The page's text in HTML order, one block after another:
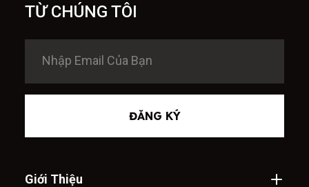
TỪ CHÚNG TÔI
ĐĂNG KÝ
Giới Thiệu